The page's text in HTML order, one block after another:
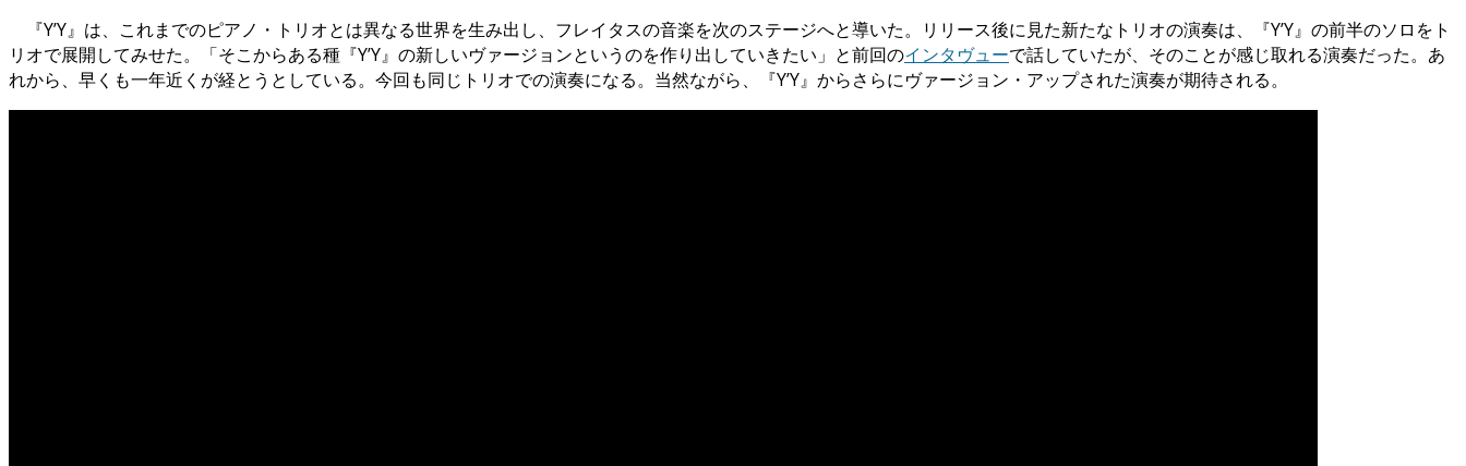
『Y’Y』は、これまでのピアノ・トリオとは異なる世界を生み出し、フレイタスの音楽を次のステージへと導いた。リリース後に見た新たなトリオの演奏は、『Y’Y』の前半のソロをト
リオで展開してみせた。「そこからある種『Y’Y』の新しいヴァージョンというのを作り出していきたい」と前回のインタヴューで話していたが、そのことが感じ取れる演奏だった。あ
れから、早くも一年近くが経とうとしている。今回も同じトリオでの演奏になる。当然ながら、『Y’Y』からさらにヴァージョン・アップされた演奏が期待される。